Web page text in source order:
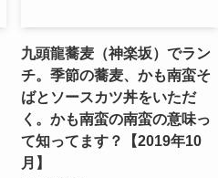
九頭龍蕎麦（神楽坂）でラン
チ。季節の蕎麦、かも南蛮そ
ばとソースカツ丼をいただ
く。かも南蛮の南蛮の意味っ
て知ってます？【2019年10
月】